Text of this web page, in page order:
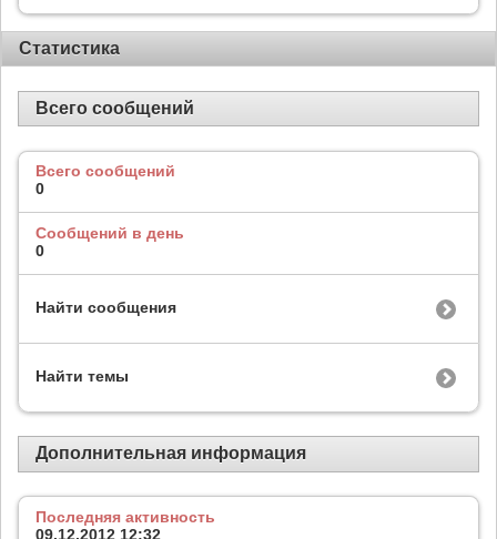
Статистика
Всего сообщений
Всего сообщений
0
Сообщений в день
0
Найти сообщения
Найти темы
Дополнительная информация
Последняя активность
09.12.2012 12:32